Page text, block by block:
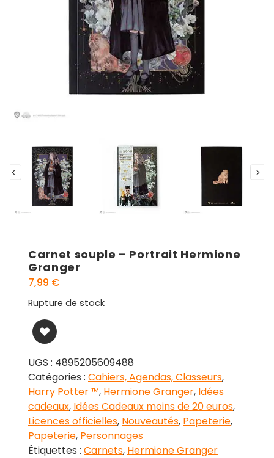
Carnet souple – Portrait Hermione
Granger
7,99 €
Rupture de stock
UGS : 4895205609488
Catégories : Cahiers, Agendas, Classeurs,
Harry Potter ™, Hermione Granger, Idées
cadeaux, Idées Cadeaux moins de 20 euros,
Licences officielles, Nouveautés, Papeterie,
Papeterie, Personnages
Étiquettes : Carnets, Hermione Granger